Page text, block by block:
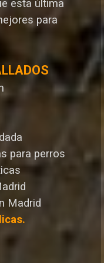
esta última
para
para perros
Madrid